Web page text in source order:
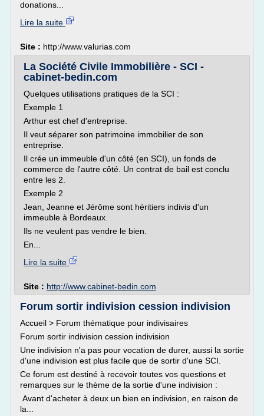
donations...
Lire la suite
Site : http://www.valurias.com
La Société Civile Immobilière - SCI -
cabinet-bedin.com
Quelques utilisations pratiques de la SCI :
Exemple 1
Arthur est chef d'entreprise.
Il veut séparer son patrimoine immobilier de son
entreprise.
Il crée un immeuble d'un côté (en SCI), un fonds de
commerce de l'autre côté. Un contrat de bail est conclu
entre les 2.
Exemple 2
Jean, Jeanne et Jérôme sont héritiers indivis d'un
immeuble à Bordeaux.
Ils ne veulent pas vendre le bien.
En...
Lire la suite
Site : http://www.cabinet-bedin.com
Forum sortir indivision cession indivision
Accueil > Forum thématique pour indivisaires
Forum sortir indivision cession indivision
Une indivision n'a pas pour vocation de durer, aussi la sortie
d'une indivision est plus facile que de sortir d'une SCI.
Ce forum est destiné à recevoir toutes vos questions et
remarques sur le thème de la sortie d'une indivision :
Avant d'acheter à deux un bien en indivision, en raison de
la...